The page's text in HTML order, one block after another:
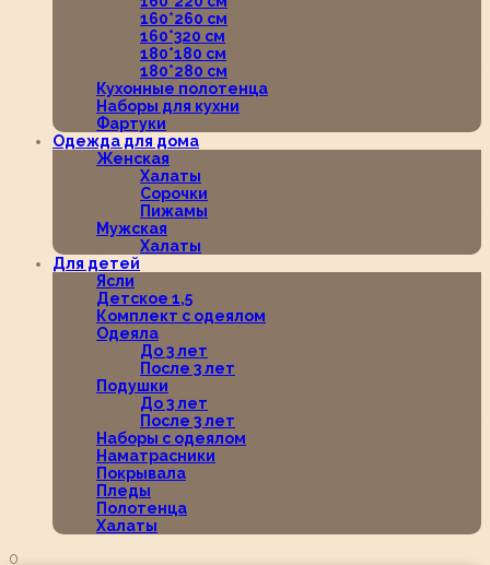
160*260 см
160*320 см
180*180 см
180*280 см
Кухонные полотенца
Наборы для кухни
Фартуки
Одежда для дома
Женская
Халаты
Сорочки
Пижамы
Мужская
Халаты
Для детей
Ясли
Детское 1,5
Комплект с одеялом
Одеяла
До 3 лет
После 3 лет
Подушки
До 3 лет
После 3 лет
Наборы с одеялом
Наматрасники
Покрывала
Пледы
Полотенца
Халаты
0